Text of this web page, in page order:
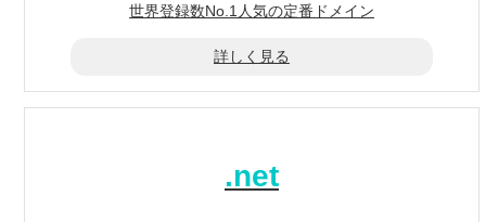
世界登録数No.1 人気の定番ドメイン
詳しく見る
.net